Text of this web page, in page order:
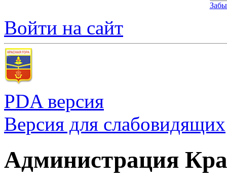
Войти на сайт
PDA версия
Версия для слабовидящих
Администрация